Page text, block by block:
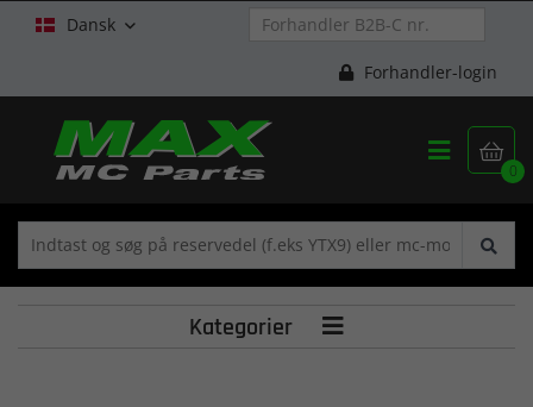
Dansk 
Forhandler-login

0

Kategorier 